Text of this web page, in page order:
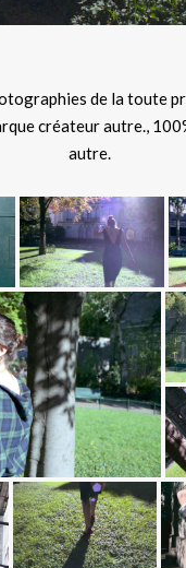
de la toute
créateur autre.,
autre.